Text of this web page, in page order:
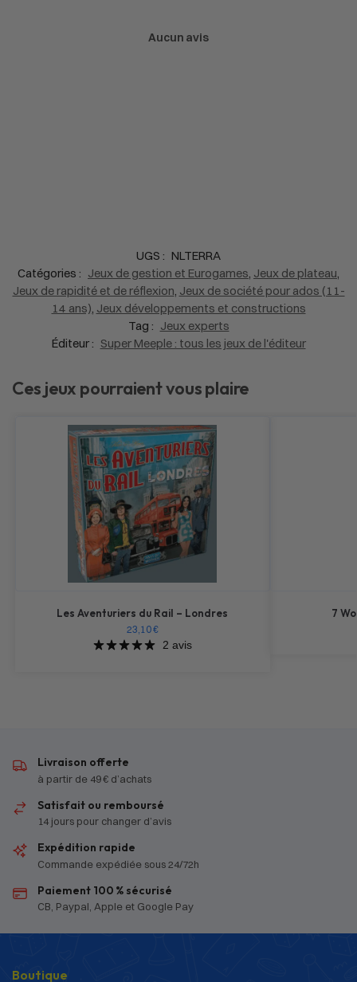
Aucun avis
UGS : NLTERRA
Catégories : Jeux de gestion et Eurogames, Jeux de plateau,
Jeux de rapidité et de réflexion, Jeux de société pour ados (11-
14 ans), Jeux développements et constructions
Tag : Jeux experts
Éditeur : Super Meeple : tous les jeux de l'éditeur
Ces jeux pourraient vous plaire
Les Aventuriers du Rail – Londres
23,10€
2 avis
7
Livraison offerte
à partir de 49 € d’achats
Satisfait ou remboursé
14 jours pour changer d’avis
Expédition rapide
Commande expédiée sous 24/72h
Paiement 100 % sécurisé
CB, Paypal, Apple et Google Pay
Boutique